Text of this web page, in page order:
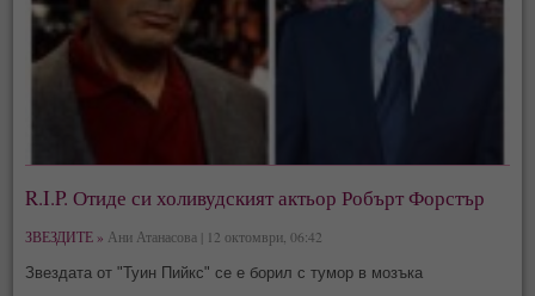
R.I.P. Отиде си холивудският актьор Робърт Форстър
ЗВЕЗДИТЕ » Ани Атанасова | 12 октомври, 06:42
Звездата от "Туин Пийкс" се е борил с тумор в мозъка